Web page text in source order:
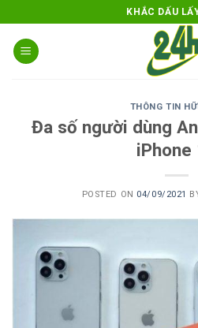
to
content
KHẮC DẤU
THÔNG TIN
Đa số người dùng
iPhone
POSTED ON 04/09/2021